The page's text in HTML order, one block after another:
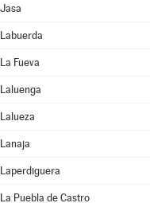
Jasa
Labuerda
La Fueva
Laluenga
Lalueza
Lanaja
Laperdiguera
La Puebla de Castro